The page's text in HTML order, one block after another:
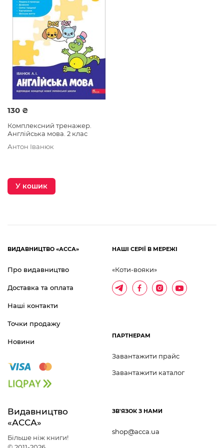
вищої категорії. Автор методичних розробок та
рекомендацій з методики викладання іноземної
мови, наукових статей, спікер на всеукраїнських та
міжнародних конференціях.
130 ₴
Комплексний тренажер.
Англійська мова. 2 клас
Антон Іванюк
У кошик
Видавництво
«АССА»
Більше ніж книги!
ЗВ'ЯЗОК З НАМИ
shop@acca.ua
ВИДАВНИЦТВО «АССА»
Про видавництво
Доставка та оплата
Наші контакти
Точки продажу
Новини
НАШІ СЕРІЇ В МЕРЕЖІ
«Коти-вояки»
ПАРТНЕРАМ
Завантажити прайс
Завантажити каталог